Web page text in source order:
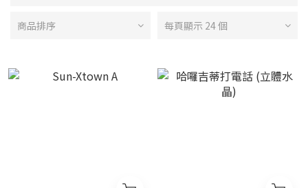
商品排序 每頁顯示 24 個